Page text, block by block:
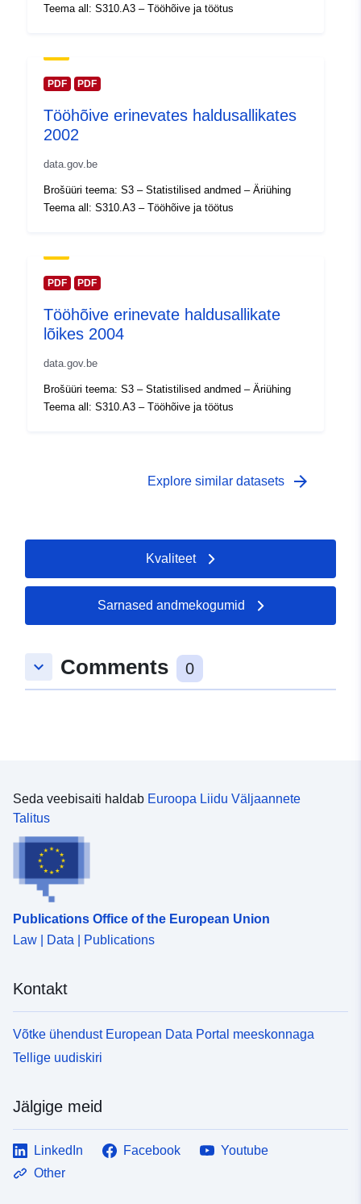
ulatus:
Tüüp: Polygon
Identifikaatorid:
uriRef:
http://data.europa.eu/88u/dataset/
Juurdepääsuõigu
sed:
Ajaline katvus:
01 January 2000
Teema all: S310.A3 – Tööhõive ja töötus
PDF PDF
Tööhõive erinevates haldusallikates
2002
data.gov.be
Brošüüri teema: S3 – Statistilised andmed – Äriühing
Teema all: S310.A3 – Tööhõive ja töötus
PDF PDF
Tööhõive erinevate haldusallikate
lõikes 2004
data.gov.be
Brošüüri teema: S3 – Statistilised andmed – Äriühing
Teema all: S310.A3 – Tööhõive ja töötus
Explore similar datasets arrow_forward
Kvaliteet
Sarnased andmekogumid
keyboard_arrow_down Comments 0
Seda veebisaiti haldab Euroopa Liidu Väljaannete
Talitus
Publications Office of the European Union
Law | Data | Publications
Kontakt
Võtke ühendust European Data Portal meeskonnaga
Tellige uudiskiri
Jälgige meid
LinkedIn Facebook
Youtube
Other